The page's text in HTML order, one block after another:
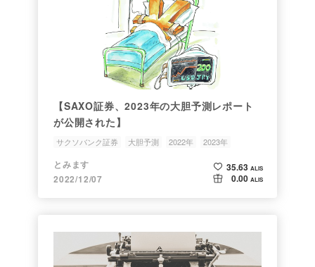
【SAXO証券、2023年の大胆予測レポート
が公開された】
サクソバンク証券 大胆予測 2022年 2023年
とみます
2022/12/07
35.63 ALIS
0.00 ALIS